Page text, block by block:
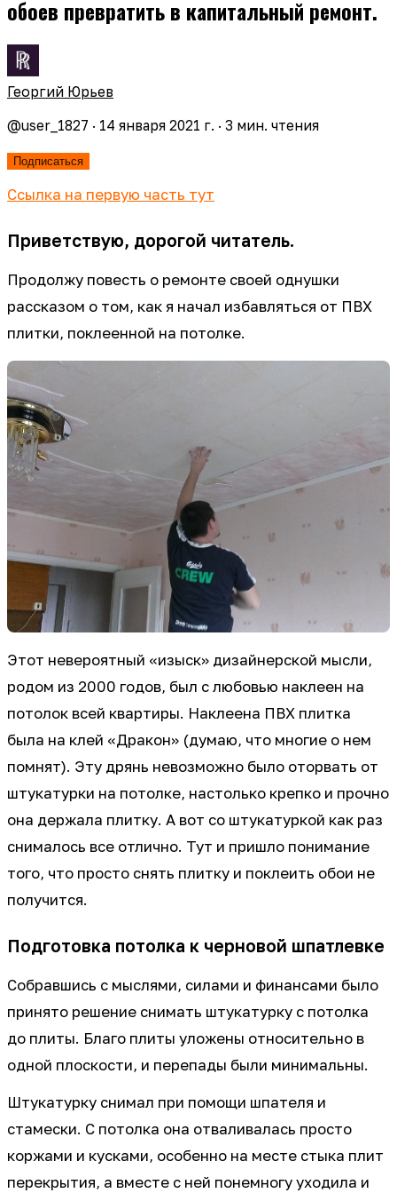
обоев превратить в капитальный ремонт.
Георгий Юрьев
@user_1827 · 14 января 2021 г. · 3 мин. чтения
Подписаться
Ссылка на первую часть тут
Приветствую, дорогой читатель.
Продолжу повесть о ремонте своей однушки
рассказом о том, как я начал избавляться от ПВХ
плитки, поклеенной на потолке.
Этот невероятный «изыск» дизайнерской мысли,
родом из 2000 годов, был с любовью наклеен на
потолок всей квартиры. Наклеена ПВХ плитка
была на клей «Дракон» (думаю, что многие о нем
помнят). Эту дрянь невозможно было оторвать от
штукатурки на потолке, настолько крепко и прочно
она держала плитку. А вот со штукатуркой как раз
снималось все отлично. Тут и пришло понимание
того, что просто снять плитку и поклеить обои не
получится.
Подготовка потолка к черновой шпатлевке
Собравшись с мыслями, силами и финансами было
принято решение снимать штукатурку с потолка
до плиты. Благо плиты уложены относительно в
одной плоскости, и перепады были минимальны.
Штукатурку снимал при помощи шпателя и
стамески. С потолка она отваливалась просто
коржами и кусками, особенно на месте стыка плит
перекрытия, а вместе с ней понемногу уходила и